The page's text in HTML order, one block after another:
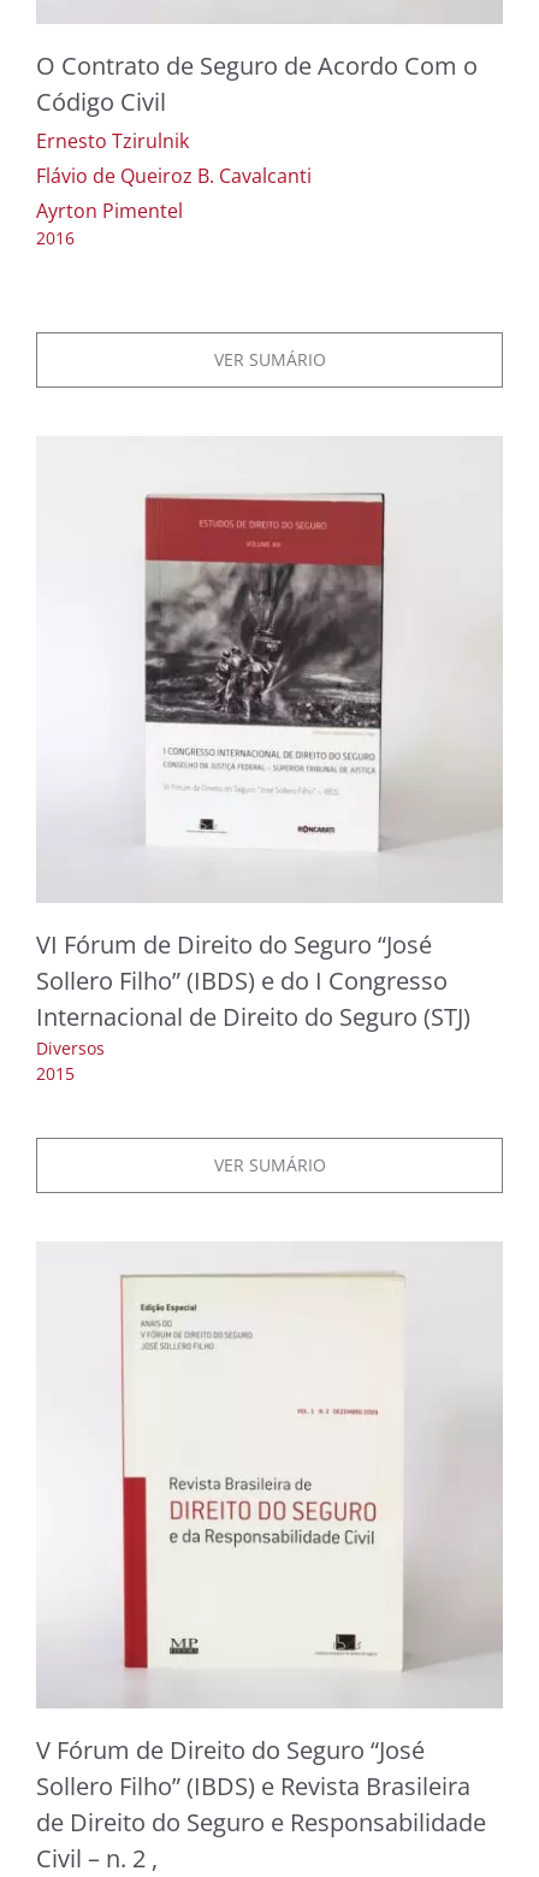
O Contrato de Seguro de Acordo Com o
Código Civil
Ernesto Tzirulnik
Flávio de Queiroz B. Cavalcanti
Ayrton Pimentel
2016
VER SUMÁRIO
VI Fórum de Direito do Seguro “José
Sollero Filho” (IBDS) e do I Congresso
Internacional de Direito do Seguro (STJ)
Diversos
2015
VER SUMÁRIO
V Fórum de Direito do Seguro “José
Sollero Filho” (IBDS) e Revista Brasileira
de Direito do Seguro e Responsabilidade
Civil – n. 2 ,